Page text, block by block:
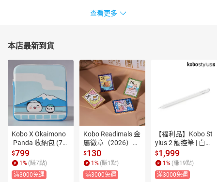
查看更多
本店最新到貨
Kobo X Okaimono
Panda 收納包 (7
吋)
$799
1 % (賺7點)
滿3000免運
Kobo Readimals 金
屬徽章（2026）共
4款隨機出貨
$130
1 % (賺1 點)
滿3000免運
【福利品】Kobo St
ylus 2 觸控筆 | 白
【適用 Kobo Sage
/ Kobo Elipsa / Ko
bo Elipsa 2E/Libra
Colour】
$1,999
1 % (賺19點)
滿3000免運